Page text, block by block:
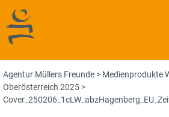
Agentur Müllers
Agentur Müllers Freunde > Medienprodukte
Oberösterreich 2025 >